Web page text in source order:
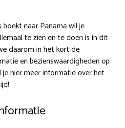
naar Panama wil je
te zien en te doen is in dit
daarom in het kort de
en bezienswaardigheden op
hier meer informatie over het